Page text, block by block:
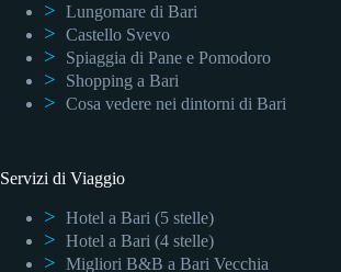
Lungomare di Bari
Castello Svevo
Spiaggia di Pane e Pomodoro
Shopping a Bari
Cosa vedere nei dintorni di Bari
Servizi di Viaggio
Hotel a Bari (5 stelle)
Hotel a Bari (4 stelle)
Migliori B&B a Bari Vecchia